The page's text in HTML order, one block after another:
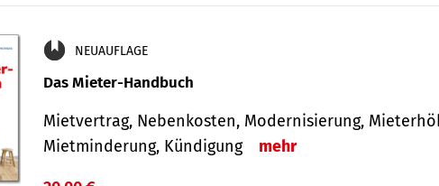
NEUAUFLAGE
Das Mieter-Handbuch
Mietvertrag, Nebenkosten, Modernisierung,
Mietminderung, Kündigung
mehr